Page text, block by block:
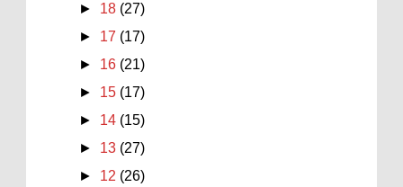
► 18 (27)
► 17 (17)
► 16 (21)
► 15 (17)
► 14 (15)
► 13 (27)
► 12 (26)